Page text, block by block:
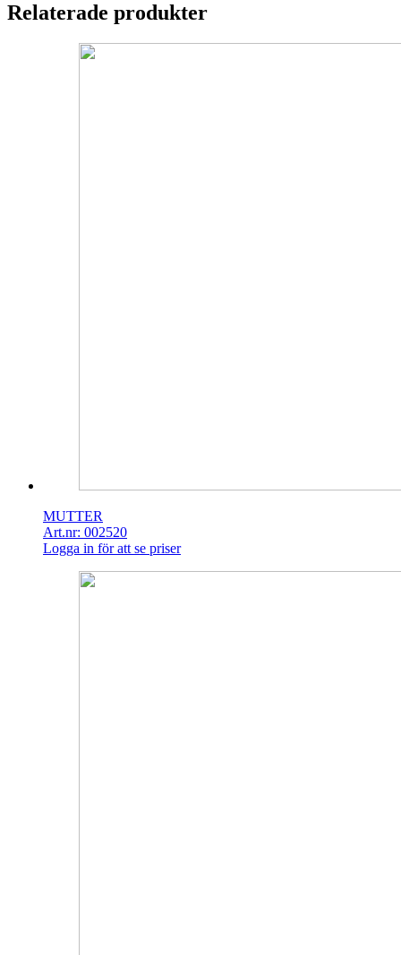
Relaterade produkter
MUTTER
Art.nr: 002520
Logga in för att se priser